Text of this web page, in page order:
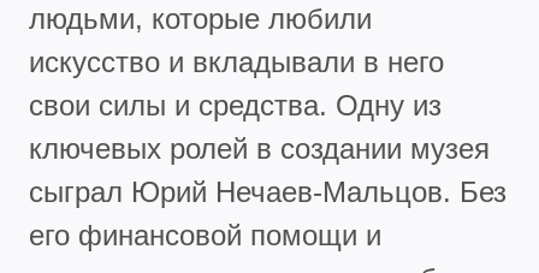
людьми, которые любили
искусство и вкладывали в него
свои силы и средства. Одну из
ключевых ролей в создании музея
сыграл Юрий Нечаев-Мальцов. Без
его финансовой помощи и